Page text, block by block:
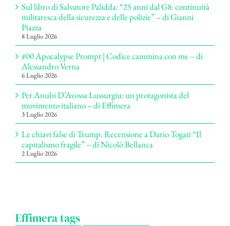
Sul libro di Salvatore Palidda: “25 anni dal G8: continuità
militaresca della sicurezza e delle polizie” – di Gianni
Piazza
8 Luglio 2026
#00 Apocalypse Prompt | Codice cammina con me – di
Alessandro Verna
6 Luglio 2026
Per Anubi D’Avossa Lussurgiu: un protagonista del
movimento italiano – di Effimera
3 Luglio 2026
Le chiavi false di Trump. Recensione a Dario Togati “Il
capitalismo fragile” – di Nicolò Bellanca
2 Luglio 2026
Effimera tags